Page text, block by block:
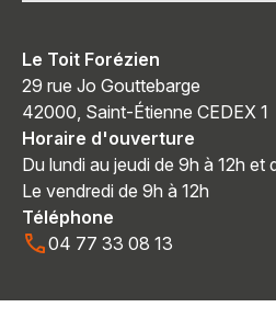
Le Toit Forézien
29 rue Jo Gouttebarge
42000, Saint-Étienne CEDEX 1
Horaire d'ouverture
Du lundi au jeudi de 9h à 12h et
Le vendredi de 9h à 12h
Téléphone
04 77 33 08 13